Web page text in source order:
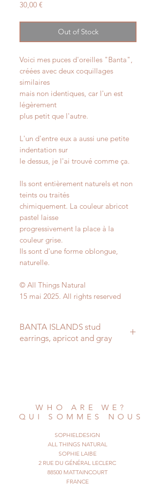
30,00 €Price
Out of Stock
Voici mes puces d'oreilles "Banta",
créées avec deux coquillages
similaires
mais non identiques, car l'un est
légèrement
plus petit que l'autre.
L'un d'entre eux a aussi une petite
indentation sur
le dessus, je l'ai trouvé comme ça.
Ils sont entièrement naturels et non
teints ou traités
chimiquement. La couleur abricot
pastel laisse
progressivement la place à la
couleur grise.
Ils sont d'une forme oblongue,
naturelle.
© All Things Natural
15 mai 2025. All rights reserved
BANTA ISLANDS stud
earrings, apricot and gray
smaller
than the other.
One also has a little "bite" on the
They are entirely natural, not
treated, and pastel
colored, which gives way to grey
WHO ARE WE?
QUI SOMMES NOUS
SOPHIELDESIGN
ALL THINGS NATURAL
SOPHIE LAIBE
2 RUE DU GÉNÉRAL LECLERC
88500 MATTAINCOURT
FRANCE